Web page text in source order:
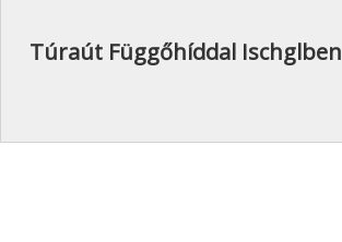
Túraút Függőhíddal Ischglben